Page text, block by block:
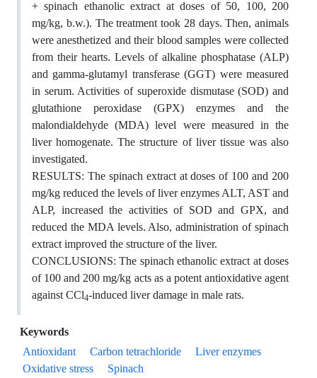
+ spinach ethanolic extract at doses of 50, 100, 200
mg/kg, b.w.). The treatment took 28 days. Then, animals
were anesthetized and their blood samples were collected
from their hearts. Levels of alkaline phosphatase (ALP)
and gamma-glutamyl transferase (GGT) were measured
in serum. Activities of superoxide dismutase (SOD) and
glutathione peroxidase (GPX) enzymes and the
malondialdehyde (MDA) level were measured in the
liver homogenate. The structure of liver tissue was also
investigated.
RESULTS: The spinach extract at doses of 100 and 200
mg/kg reduced the levels of liver enzymes ALT, AST and
ALP, increased the activities of SOD and GPX, and
reduced the MDA levels. Also, administration of spinach
extract improved the structure of the liver.
CONCLUSIONS: The spinach ethanolic extract at doses
of 100 and 200 mg/kg acts as a potent antioxidative agent
against CCl4-induced liver damage in male rats.
Keywords
Antioxidant
Carbon tetrachloride
Liver enzymes
Oxidative stress
Spinach